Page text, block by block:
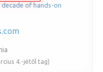
of hands-on
4.-jétől tag)